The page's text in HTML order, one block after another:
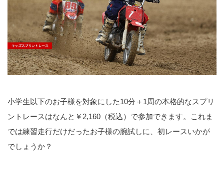
小学生以下のお子様を対象にした10分＋1周の本格的なスプリ
ントレースはなんと￥2,160（税込）で参加できます。これま
では練習走行だけだったお子様の腕試しに、初レースいかが
でしょうか？